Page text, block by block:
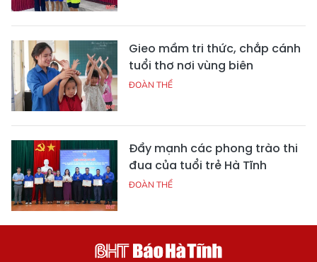
Gieo mầm tri thức, chắp cánh
tuổi thơ nơi vùng biên
ĐOÀN THỂ
Đẩy mạnh các phong trào thi
đua của tuổi trẻ Hà Tĩnh
ĐOÀN THỂ